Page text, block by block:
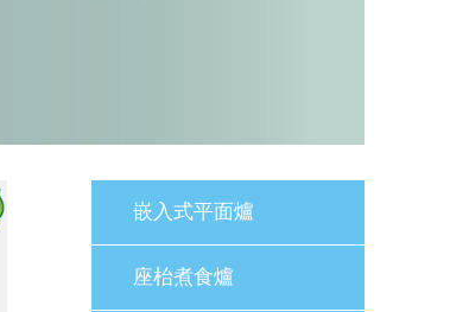
嵌入式平面爐
座枱煮食爐